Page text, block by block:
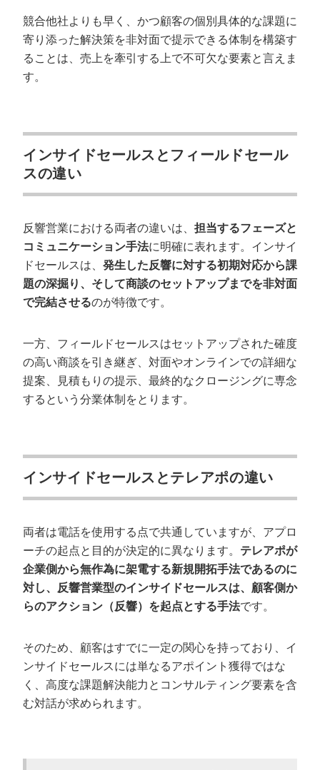
競合他社よりも早く、かつ顧客の個別具体的な課題に
寄り添った解決策を非対面で提示できる体制を構築す
ることは、売上を牽引する上で不可欠な要素と言えま
す。
インサイドセールスとフィールドセール
スの違い
反響営業における両者の違いは、 担当するフェーズと
コミュニケーション手法に明確に表れます。インサイ
ドセールスは、 発生した反響に対する初期対応から課
題の深掘り、そして商談のセットアップまでを非対面
で完結させるのが特徴です。
一方、フィールドセールスはセットアップされた確度
の高い商談を引き継ぎ、対面やオンラインでの詳細な
提案、見積もりの提示、最終的なクロージングに専念
するという分業体制をとります。
インサイドセールスとテレアポの違い
両者は電話を使用する点で共通していますが、アプロ
ーチの起点と目的が決定的に異なります。 テレアポが
企業側から無作為に架電する新規開拓手法であるのに
対し、反響営業型のインサイドセールスは、顧客側か
らのアクション（反響）を起点とする手法です。
そのため、顧客はすでに一定の関心を持っており、イ
ンサイドセールスには単なるアポイント獲得ではな
く、高度な課題解決能力とコンサルティング要素を含
む対話が求められます。